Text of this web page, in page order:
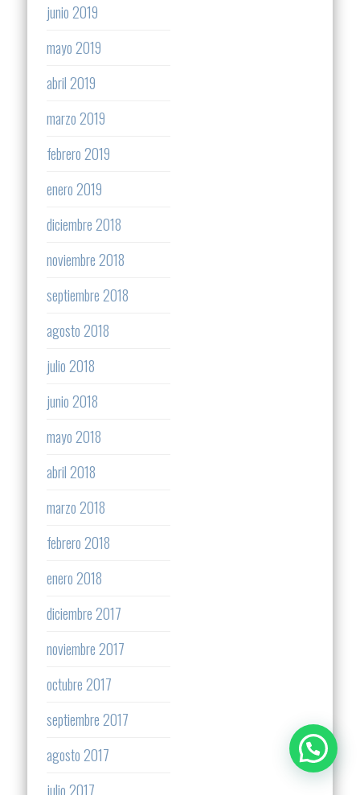
junio 2019
mayo 2019
abril 2019
marzo 2019
febrero 2019
enero 2019
diciembre 2018
noviembre 2018
septiembre 2018
agosto 2018
julio 2018
junio 2018
mayo 2018
abril 2018
marzo 2018
febrero 2018
enero 2018
diciembre 2017
noviembre 2017
octubre 2017
septiembre 2017
agosto 2017
julio 2017